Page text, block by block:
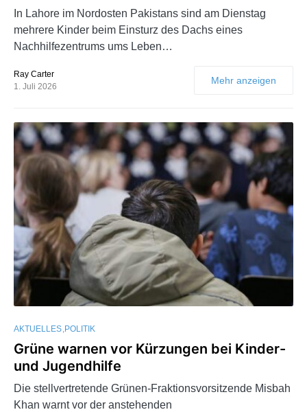
In Lahore im Nordosten Pakistans sind am Dienstag
mehrere Kinder beim Einsturz des Dachs eines
Nachhilfezentrums ums Leben…
Ray Carter
1. Juli 2026
Mehr anzeigen
AKTUELLES POLITIK
Grüne warnen vor Kürzungen bei Kinder-
und Jugendhilfe
Die stellvertretende Grünen-Fraktionsvorsitzende Misbah
Khan warnt vor der anstehenden